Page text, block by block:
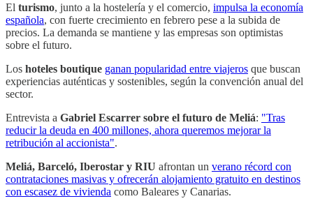
El turismo, junto a la hostelería y el comercio, impulsa la economía
española, con fuerte crecimiento en febrero pese a la subida de
precios. La demanda se mantiene y las empresas son optimistas
sobre el futuro.
Los hoteles boutique ganan popularidad entre viajeros que buscan
experiencias auténticas y sostenibles, según la convención anual del
sector.
Entrevista a Gabriel Escarrer sobre el futuro de Meliá: "Tras
reducir la deuda en 400 millones, ahora queremos mejorar la
retribución al accionista".
Meliá, Barceló, Iberostar y RIU afrontan un verano récord con
contrataciones masivas y ofrecerán alojamiento gratuito en destinos
con escasez de vivienda como Baleares y Canarias.